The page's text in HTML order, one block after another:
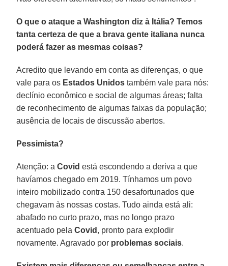
O que o ataque a Washington diz à Itália? Temos
tanta certeza de que a brava gente italiana nunca
poderá fazer as mesmas coisas?
Acredito que levando em conta as diferenças, o que
vale para os Estados Unidos também vale para nós:
declínio econômico e social de algumas áreas; falta
de reconhecimento de algumas faixas da população;
ausência de locais de discussão abertos.
Pessimista?
Atenção: aCovid está escondendo a deriva a que
havíamos chegado em 2019. Tínhamos um povo
inteiro mobilizado contra 150 desafortunados que
chegavam às nossas costas. Tudo ainda está ali:
abafado no curto prazo, mas no longo prazo
acentuado pelaCovid , pronto para explodir
novamente. Agravado por problemas sociais.